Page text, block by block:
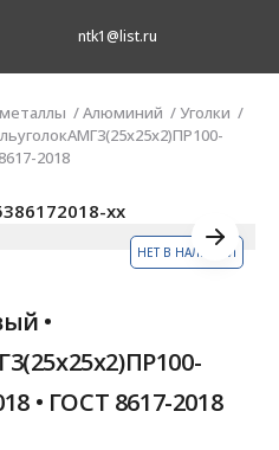
ntk1@list.ru
Алюминий
Уголки
2018
НЕТ В НАЛИЧИИ
xx
•
• ГОСТ 8617-2018